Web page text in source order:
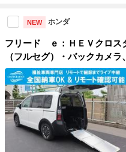
NEW ホンダ
フリード ｅ：ＨＥＶクロ
（フルセグ）・バックカメ
クルーズコントロール、オー
トヒーター、ＥＴＣ、フロー
モコン、ＢＳＩ